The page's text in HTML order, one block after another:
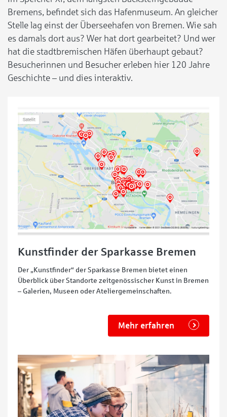
Bremens, befindet sich das Hafenmuseum. An gleicher
Stelle lag einst der Überseehafen von Bremen. Wie sah
es damals dort aus? Wer hat dort gearbeitet? Und wer
hat die stadtbremischen Häfen überhaupt gebaut?
Besucherinnen und Besucher erleben hier 120 Jahre
Geschichte – und dies interaktiv.
Kunstfinder der Sparkasse Bremen
Der „Kunstfinder“ der Sparkasse Bremen bietet einen
Überblick über Standorte zeitgenössischer Kunst in Bremen
– Galerien, Museen oder Ateliergemeinschaften.
Mehr erfahren